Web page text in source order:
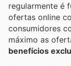
regularmente é
ofertas online
consumidores
máximo as
benefícios